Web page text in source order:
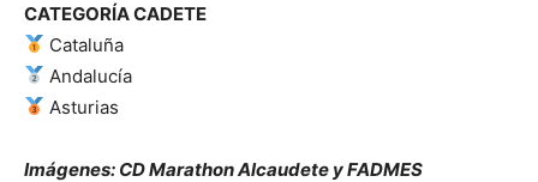
CATEGORÍA CADETE
Cataluña
Andalucía
Asturias
Imágenes: CD Marathon Alcaudete y FADMES